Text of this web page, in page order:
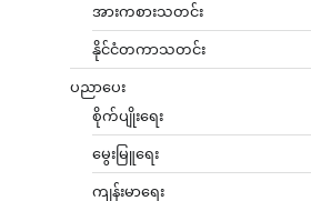
အားကစားသတင်း
နိုင်ငံတကာသတင်း
ပညာပေး
စိုက်ပျိုးရေး
မွေးမြူရေး
ကျန်းမာရေး